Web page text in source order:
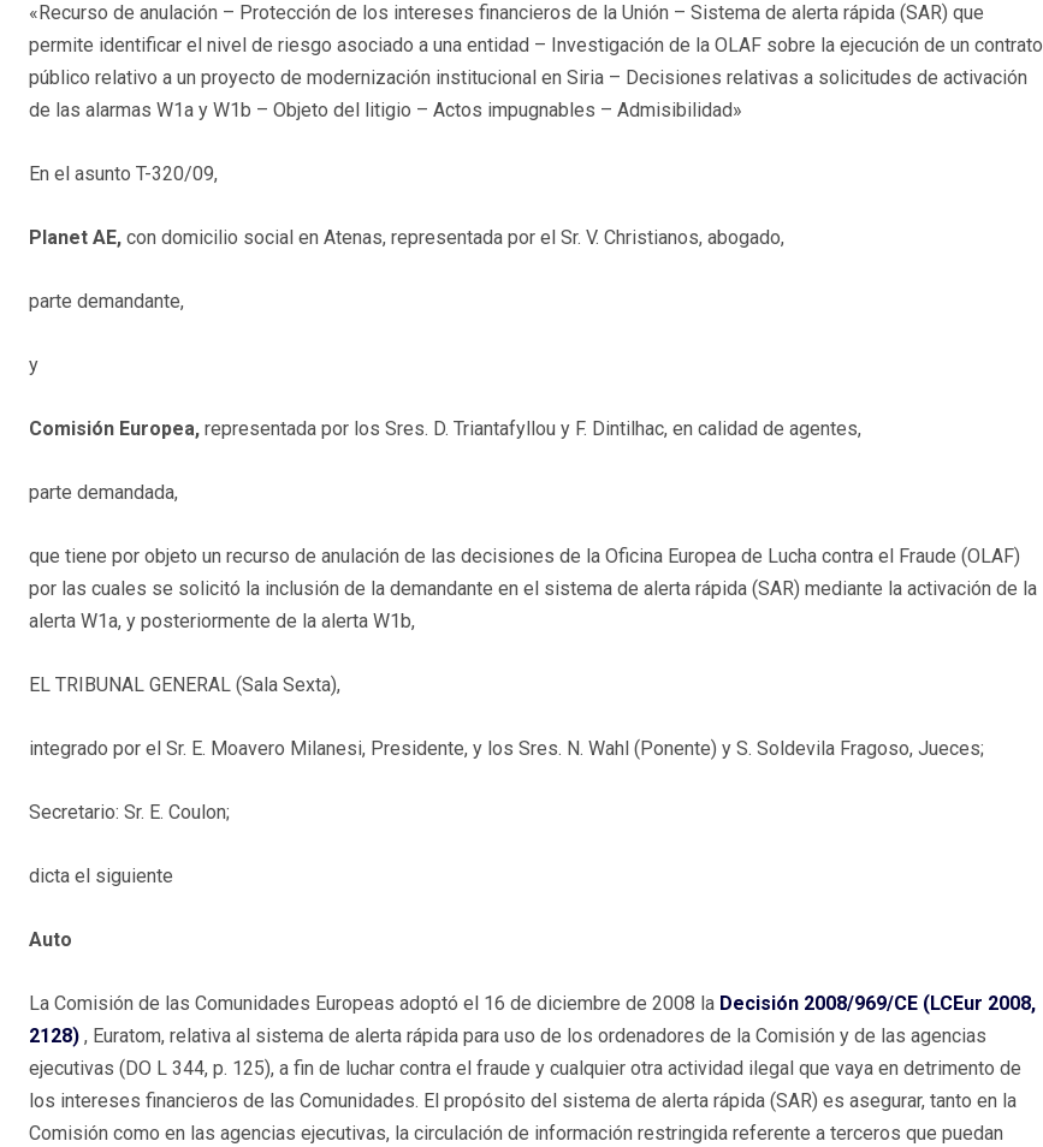
«Recurso de anulación – Protección de los intereses financieros de la Unión – Sistema de alerta rápida (SAR) que
permite identificar el nivel de riesgo asociado a una entidad – Investigación de la OLAF sobre la ejecución de un contrato
público relativo a un proyecto de modernización institucional en Siria – Decisiones relativas a solicitudes de activación
de las alarmas W1a y W1b – Objeto del litigio – Actos impugnables – Admisibilidad»
En el asunto T-320/09,
Planet AE, con domicilio social en Atenas, representada por el Sr. V. Christianos, abogado,
parte demandante,
y
Comisión Europea, representada por los Sres. D. Triantafyllou y F. Dintilhac, en calidad de agentes,
parte demandada,
que tiene por objeto un recurso de anulación de las decisiones de la Oficina Europea de Lucha contra el Fraude (OLAF)
por las cuales se solicitó la inclusión de la demandante en el sistema de alerta rápida (SAR) mediante la activación de la
alerta W1a, y posteriormente de la alerta W1b,
EL TRIBUNAL GENERAL (Sala Sexta),
integrado por el Sr. E. Moavero Milanesi, Presidente, y los Sres. N. Wahl (Ponente) y S. Soldevila Fragoso, Jueces;
Secretario: Sr. E. Coulon;
dicta el siguiente
Auto
La Comisión de las Comunidades Europeas adoptó el 16 de diciembre de 2008 la Decisión 2008/969/CE (LCEur 2008,
2128) , Euratom, relativa al sistema de alerta rápida para uso de los ordenadores de la Comisión y de las agencias
ejecutivas (DO L 344, p. 125), a fin de luchar contra el fraude y cualquier otra actividad ilegal que vaya en detrimento de
los intereses financieros de las Comunidades. El propósito del sistema de alerta rápida (SAR) es asegurar, tanto en la
Comisión como en las agencias ejecutivas, la circulación de información restringida referente a terceros que puedan